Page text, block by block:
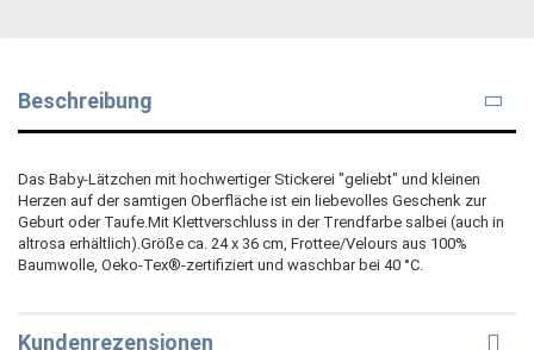
Beschreibung
Das Baby-Lätzchen mit hochwertiger Stickerei "geliebt" und kleinen
Herzen auf der samtigen Oberfläche ist ein liebevolles Geschenk zur
Geburt oder Taufe.Mit Klettverschluss in der Trendfarbe salbei (auch in
altrosa erhältlich).Größe ca. 24 x 36 cm, Frottee/Velours aus 100%
Baumwolle, Oeko-Tex®-zertifiziert und waschbar bei 40 °C.
Kundenrezensionen